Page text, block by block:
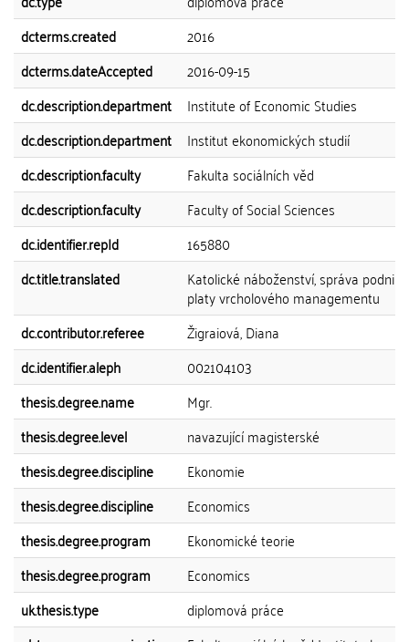
dcterms.created
2016
dcterms.dateAccepted
2016-09-15
dc.description.department
Institute of Economic Studies
dc.description.department
Institut ekonomických studií
dc.description.faculty
Fakulta sociálních věd
dc.description.faculty
Faculty of Social Sciences
dc.identifier.repId
165880
dc.title.translated
Katolické náboženství, správa
platy vrcholového managementu
dc.contributor.referee
Žigraiová, Diana
dc.identifier.aleph
002104103
thesis.degree.name
Mgr.
thesis.degree.level
navazující magisterské
thesis.degree.discipline
Ekonomie
thesis.degree.discipline
Economics
thesis.degree.program
Ekonomické teorie
thesis.degree.program
Economics
uk.thesis.type
diplomová práce